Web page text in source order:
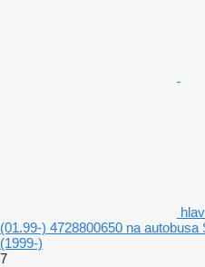
(01.99-) 4728800650 na
(1999-)
7